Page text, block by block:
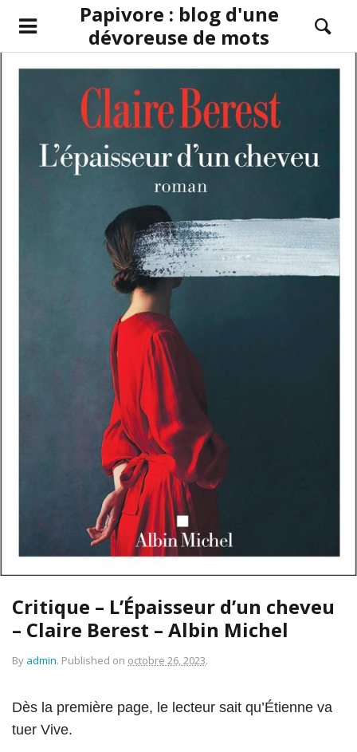
Papivore : blog d'une
dévoreuse de mots
Critique – L’Épaisseur d’un cheveu
– Claire Berest – Albin Michel
By admin. Published on octobre 26, 2023.
Dès la première page, le lecteur sait qu’Étienne va
tuer Vive.